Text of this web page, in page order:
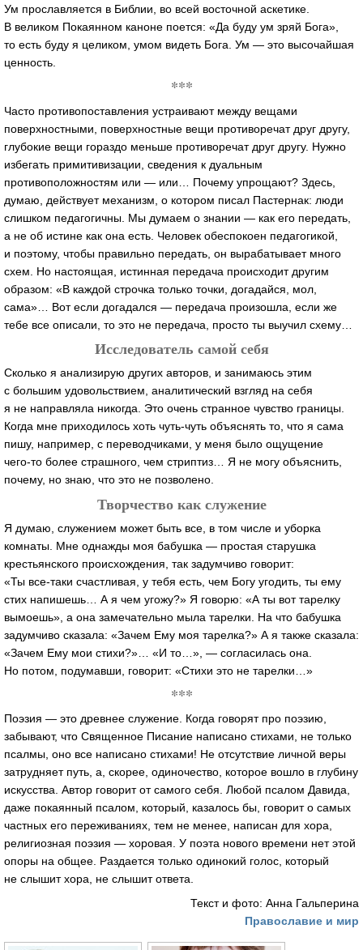
Ум прославляется в Библии, во всей восточной аскетике.
В великом Покаянном каноне поется: «Да буду ум зряй Бога»,
то есть буду я целиком, умом видеть Бога. Ум — это высочайшая
ценность.
***
Часто противопоставления устраивают между вещами
поверхностными, поверхностные вещи противоречат друг другу,
глубокие вещи гораздо меньше противоречат друг другу. Нужно
избегать примитивизации, сведения к дуальным
противоположностям или — или… Почему упрощают? Здесь,
думаю, действует механизм, о котором писал Пастернак: люди
слишком педагогичны. Мы думаем о знании — как его передать,
а не об истине как она есть. Человек обеспокоен педагогикой,
и поэтому, чтобы правильно передать, он вырабатывает много
схем. Но настоящая, истинная передача происходит другим
образом: «В каждой строчка только точки, догадайся, мол,
сама»… Вот если догадался — передача произошла, если же
тебе все описали, то это не передача, просто ты выучил схему…
Исследователь самой себя
Сколько я анализирую других авторов, и занимаюсь этим
с большим удовольствием, аналитический взгляд на себя
я не направляла никогда. Это очень странное чувство границы.
Когда мне приходилось хоть чуть-чуть объяснять то, что я сама
пишу, например, с переводчиками, у меня было ощущение
чего-то более страшного, чем стриптиз… Я не могу объяснить,
почему, но знаю, что это не позволено.
Творчество как служение
Я думаю, служением может быть все, в том числе и уборка
комнаты. Мне однажды моя бабушка — простая старушка
крестьянского происхождения, так задумчиво говорит:
«Ты все-таки счастливая, у тебя есть, чем Богу угодить, ты ему
стих напишешь… А я чем угожу?» Я говорю: «А ты вот тарелку
вымоешь», а она замечательно мыла тарелки. На что бабушка
задумчиво сказала: «Зачем Ему моя тарелка?» А я также сказала:
«Зачем Ему мои стихи?»… «И то…», — согласилась она.
Но потом, подумавши, говорит: «Стихи это не тарелки…»
***
Поэзия — это древнее служение. Когда говорят про поэзию,
забывают, что Священное Писание написано стихами, не только
псалмы, оно все написано стихами! Не отсутствие личной веры
затрудняет путь, а, скорее, одиночество, которое вошло в глубину
искусства. Автор говорит от самого себя. Любой псалом Давида,
даже покаянный псалом, который, казалось бы, говорит о самых
частных его переживаниях, тем не менее, написан для хора,
религиозная поэзия — хоровая. У поэта нового времени нет этой
опоры на общее. Раздается только одинокий голос, который
не слышит хора, не слышит ответа.
Текст и фото: Анна Гальперина
Православие и мир